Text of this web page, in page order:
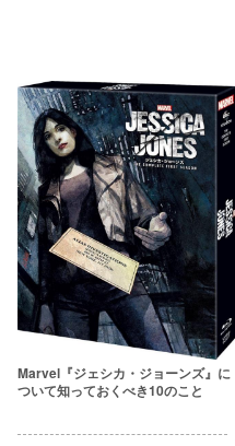
Marvel『ジェシカ・ジョーンズ』に
ついて知っておくべき10のこと